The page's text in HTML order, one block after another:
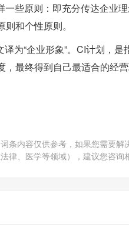
些原则：即充分传达企业
和个性原则。
为“企业形象”。CI计划，
最终得到自己最适合的经营
词条内容仅供参考，如果您需要解
法律、医学等领域），建议您咨询